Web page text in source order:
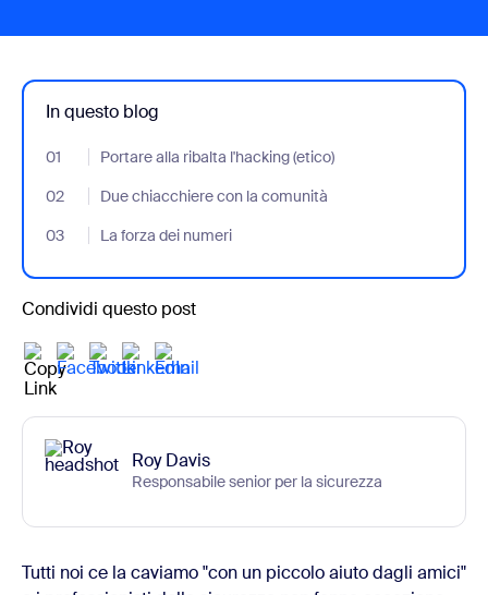
In questo blog
01 Portare alla ribalta l'hacking (etico)
- Jumplink to Portare alla ribalta l'hacking (etico)
02
Due chiacchiere con la comunità
- Jumplink to Due chiacchiere con la comunità
03
La forza dei numeri
- Jumplink to La forza dei numeri
Condividi questo post
Roy Davis
Responsabile senior per la sicurezza
Tutti noi ce la caviamo "con un piccolo aiuto dagli amici"